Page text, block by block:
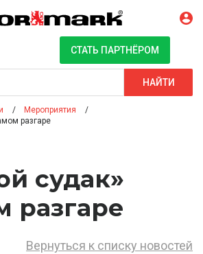
СТАТЬ ПАРТНЁРОМ
НАЙТИ
Мероприятия
разгаре
судак»
разгаре
Вернуться к списку новостей